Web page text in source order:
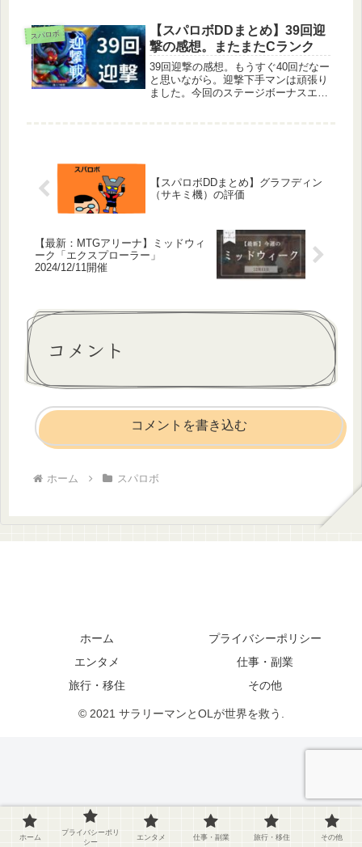
もある頼もしい。そして、割り込み武
器があるのが強い。対決での評価割り
込...
スパロボ
【スパロボDDまとめ】39回迎
撃の感想。またまたCランク
39回迎撃の感想。もうすぐ40回だなー
と思いながら。迎撃下手マンは頑張り
ました。今回のステージボーナスエリ
【スパロボDDまとめ】グラフディン
（サキミ機）の評価
【最新：MTGアリーナ】ミッドウィ
ーク「エクスプローラー」
2024/12/11開催
コメント
コメントを書き込む
ホーム スパロボ
ホーム
プライバシーポリシー
エンタメ
仕事・副業
旅行・移住
その他
© 2021 サラリーマンとOLが世界を救う.
ホーム
プライバシーポリ
シー
エンタメ 仕事・副業 旅行・移住 その他